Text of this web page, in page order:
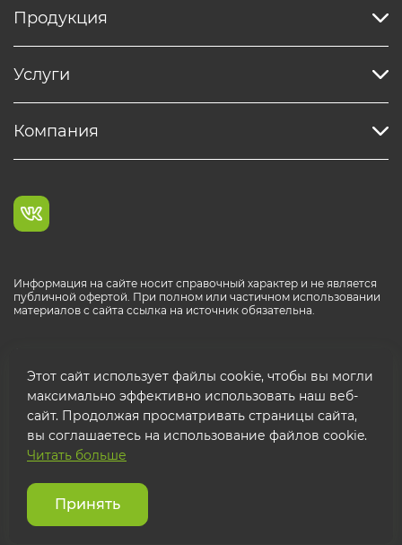
Продукция
Услуги
Компания
Информация на сайте носит справочный характер и не является
публичной офертой. При полном или частичном использовании
материалов с сайта ссылка на источник обязательна.
© 2026 ООО "ФТК РОСТР"
Защита персональных данных
Использование cookies
Этот сайт использует файлы cookie, чтобы вы могли
максимально эффективно использовать наш веб-
сайт. Продолжая просматривать страницы сайта,
вы соглашаетесь на использование файлов cookie.
Читать больше
Принять